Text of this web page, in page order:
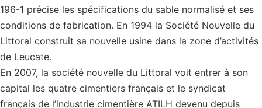
196-1 précise les spécifications du sable normalisé et ses
conditions de fabrication. En 1994 la Société Nouvelle du
Littoral construit sa nouvelle usine dans la zone d’activités
de Leucate.
En 2007, la société nouvelle du Littoral voit entrer à son
capital les quatre cimentiers français et le syndicat
français de l’industrie cimentière ATILH devenu depuis